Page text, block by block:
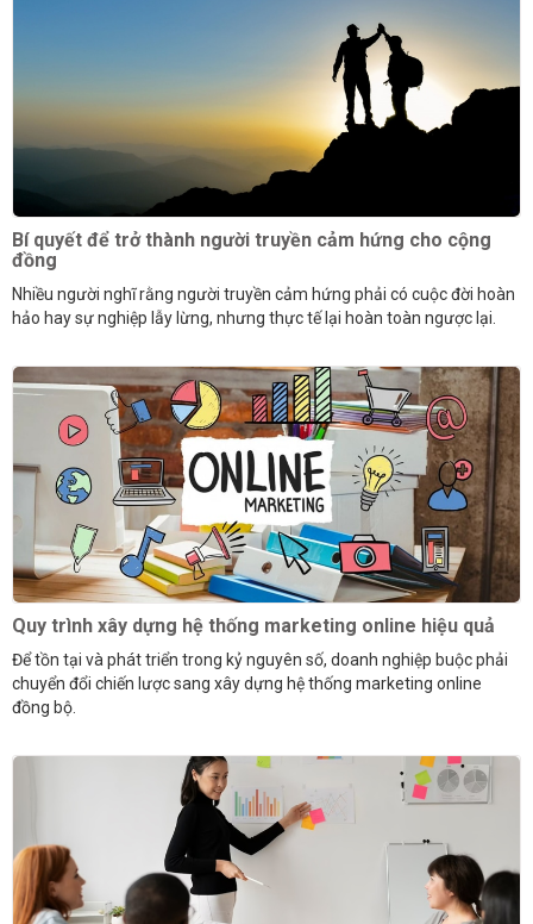
Bí quyết để trở thành người truyền cảm hứng cho cộng
đồng
Nhiều người nghĩ rằng người truyền cảm hứng phải có cuộc đời hoàn
hảo hay sự nghiệp lẫy lừng, nhưng thực tế lại hoàn toàn ngược lại.
Quy trình xây dựng hệ thống marketing online hiệu quả
Để tồn tại và phát triển trong kỷ nguyên số, doanh nghiệp buộc phải
chuyển đổi chiến lược sang xây dựng hệ thống marketing online
đồng bộ.